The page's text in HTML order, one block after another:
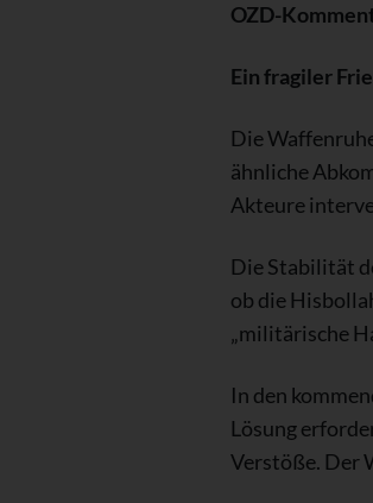
OZD-
Ein fragiler
Die
ähnliche
Akteure
Die Stabilität
ob die
„militärische
In den
Lösung
Verstöße. Der